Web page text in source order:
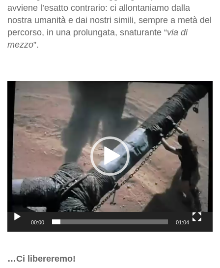
avviene l’esatto contrario: ci allontaniamo dalla
nostra umanità e dai nostri simili, sempre a metà del
percorso, in una prolungata, snaturante “via di
mezzo”.
Video
Player
00:00 01:04
…Ci libereremo!